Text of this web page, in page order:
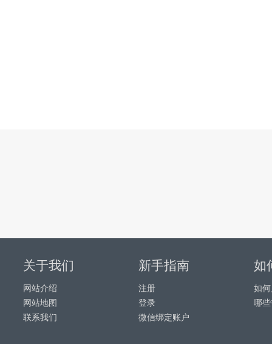
关于我们
网站介绍
网站地图
联系我们
新手指南
注册
登录
微信绑定账户
如
如
哪